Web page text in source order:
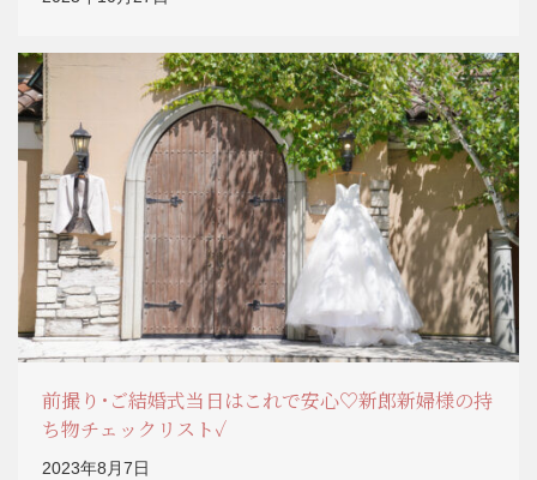
前撮り･ご結婚式当日はこれで安心♡新郎新婦様の持
ち物チェックリスト✓
2023年8月7日